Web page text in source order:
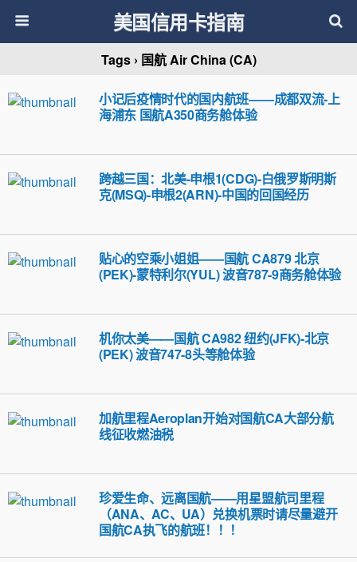
美国信用卡指南
Tags › 国航 Air China (CA)
小记后疫情时代的国内航班——成都双流-上
海浦东 国航A350商务舱体验
跨越三国：北美-申根1(CDG)-白俄罗斯明斯
克(MSQ)-申根2(ARN)-中国的回国经历
贴心的空乘小姐姐——国航 CA879 北京
(PEK)-蒙特利尔(YUL) 波音787-9商务舱体验
机你太美——国航 CA982 纽约(JFK)-北京
(PEK) 波音747-8头等舱体验
加航里程Aeroplan开始对国航CA大部分航
线征收燃油税
珍爱生命、远离国航——用星盟航司里程
（ANA、AC、UA）兑换机票时请尽量避开
国航CA执飞的航班！！！